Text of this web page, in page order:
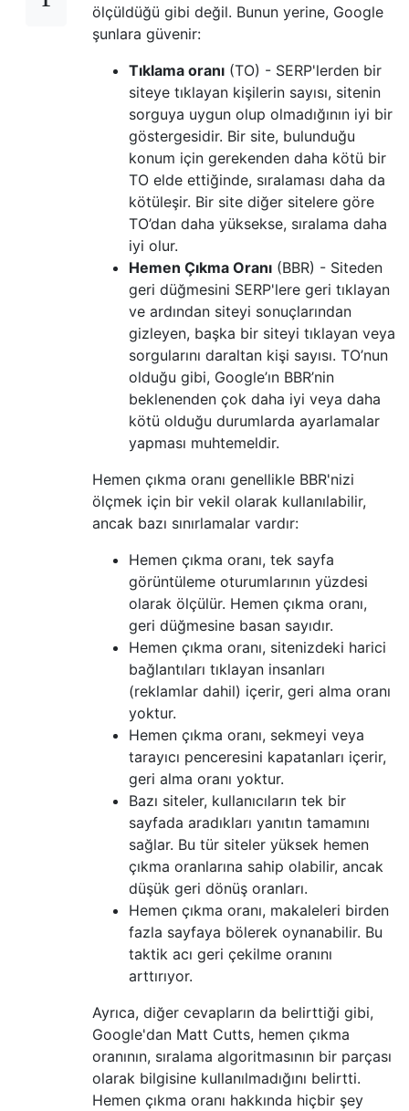
ölçüldüğü gibi değil. Bunun yerine, Google
şunlara güvenir:
Tıklama oranı (TO) - SERP'lerden bir
siteye tıklayan kişilerin sayısı, sitenin
sorguya uygun olup olmadığının iyi bir
göstergesidir. Bir site, bulunduğu
konum için gerekenden daha kötü bir
TO elde ettiğinde, sıralaması daha da
kötüleşir. Bir site diğer sitelere göre
TO’dan daha yüksekse, sıralama daha
iyi olur.
Hemen Çıkma Oranı (BBR) - Siteden
geri düğmesini SERP'lere geri tıklayan
ve ardından siteyi sonuçlarından
gizleyen, başka bir siteyi tıklayan veya
sorgularını daraltan kişi sayısı. TO’nun
olduğu gibi, Google’ın BBR’nin
beklenenden çok daha iyi veya daha
kötü olduğu durumlarda ayarlamalar
yapması muhtemeldir.
Hemen çıkma oranı genellikle BBR'nizi
ölçmek için bir vekil olarak kullanılabilir,
ancak bazı sınırlamalar vardır:
Hemen çıkma oranı, tek sayfa
görüntüleme oturumlarının yüzdesi
olarak ölçülür. Hemen çıkma oranı,
geri düğmesine basan sayıdır.
Hemen çıkma oranı, sitenizdeki harici
bağlantıları tıklayan insanları
(reklamlar dahil) içerir, geri alma oranı
yoktur.
Hemen çıkma oranı, sekmeyi veya
tarayıcı penceresini kapatanları içerir,
geri alma oranı yoktur.
Bazı siteler, kullanıcıların tek bir
sayfada aradıkları yanıtın tamamını
sağlar. Bu tür siteler yüksek hemen
çıkma oranlarına sahip olabilir, ancak
düşük geri dönüş oranları.
Hemen çıkma oranı, makaleleri birden
fazla sayfaya bölerek oynanabilir. Bu
taktik acı geri çekilme oranını
arttırıyor.
Ayrıca, diğer cevapların da belirttiği gibi,
Google'dan Matt Cutts, hemen çıkma
oranının, sıralama algoritmasının bir parçası
olarak bilgisine kullanılmadığını belirtti.
Hemen çıkma oranı hakkında hiçbir şey